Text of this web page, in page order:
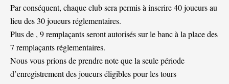
Par conséquent, chaque club sera permis à inscrire 40 joueurs au
lieu des 30 joueurs réglementaires.
Plus de , 9 remplaçants seront autorisés sur le banc à la place des
7 remplaçants réglementaires.
Nous vous prions de prendre note que la seule période
d’enregistrement des joueurs éligibles pour les tours